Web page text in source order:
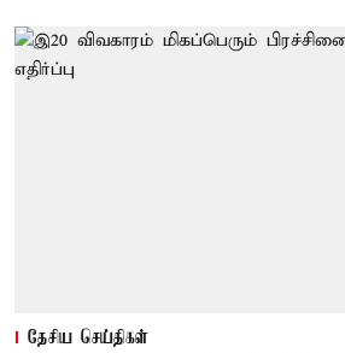
தேசிய செய்திகள்